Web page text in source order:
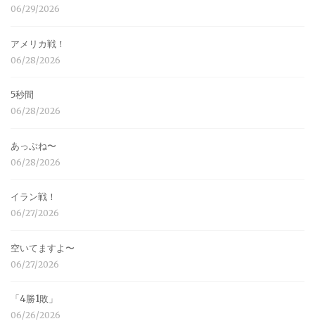
06/29/2026
アメリカ戦！
06/28/2026
5秒間
06/28/2026
あっぶね〜
06/28/2026
イラン戦！
06/27/2026
空いてますよ〜
06/27/2026
「4勝1敗」
06/26/2026